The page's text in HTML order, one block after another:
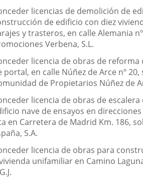
licencias de demolición de
de edificio con diez
y trasteros, en calle Alemania
Verbena, S.L.
licencia de obras de
portal, en calle Núñez de Arce nº
de Propietarios Núñez de
licencia de obras de escalera
nave de ensayos en
en Carretera de Madrid Km. 186,
S.A.
licencia de obras para
unifamiliar en Camino